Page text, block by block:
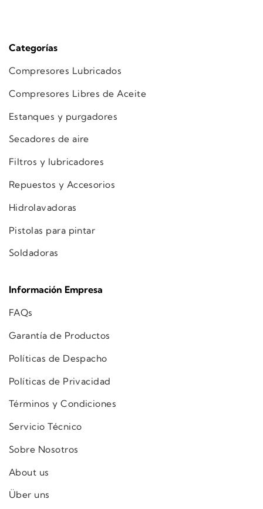
Categorías
Compresores Lubricados
Compresores Libres de Aceite
Estanques y purgadores
Secadores de aire
Filtros y lubricadores
Repuestos y Accesorios
Hidrolavadoras
Pistolas para pintar
Soldadoras
Información Empresa
FAQs
Garantía de Productos
Políticas de Despacho
Políticas de Privacidad
Términos y Condiciones
Servicio Técnico
Sobre Nosotros
About us
Über uns